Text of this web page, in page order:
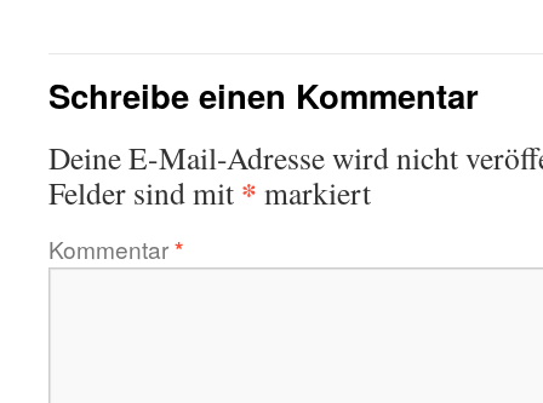
Schreibe einen Kommentar
Deine E-Mail-Adresse wird nicht
Felder sind mit * markiert
Kommentar*